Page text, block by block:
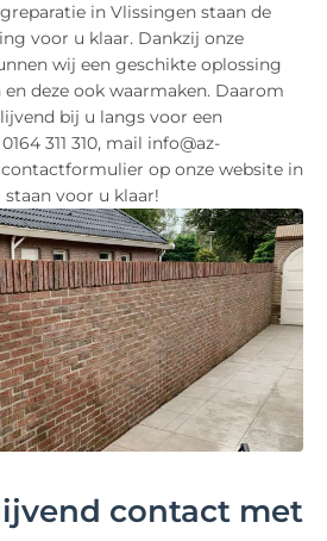
in Vlissingen staan de
voor u klaar. Dankzij onze
wij een geschikte oplossing
deze ook waarmaken. Daarom
bij u langs voor een
311 310, mail info@az-
op onze website in
voor u klaar!
contact met